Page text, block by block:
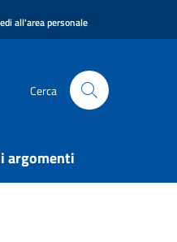
all'area personale
Cerca
argomenti